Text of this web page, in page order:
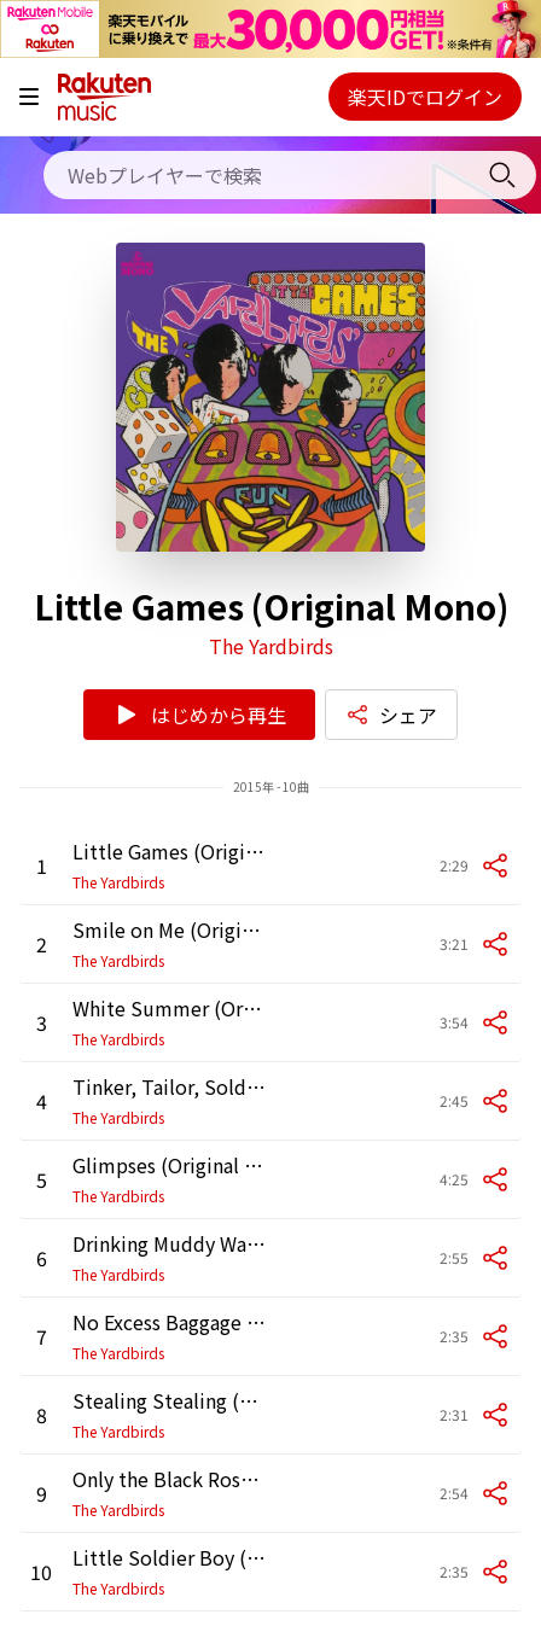
キャンペーン
料金プラン
使い方
初回30日間無料お試し
Webプレイヤー
ご契約内容の確認・変更
楽天IDでログイン
Little Games (Original Mono)
The Yardbirds
はじめから再生 シェア
2015年 - 10曲
1 Little Games (Original Mono)
The Yardbirds
2:29
2 Smile on Me (Original Mono)
The Yardbirds
3:21
3 White Summer (Original Mono)
The Yardbirds
3:54
4 Tinker, Tailor, Soldier, Sailor (Original Mono)
The Yardbirds
2:45
5 Glimpses (Original Mono)
The Yardbirds
4:25
6 Drinking Muddy Water (Original Mono)
The Yardbirds
2:55
7 No Excess Baggage (Original Mono)
The Yardbirds
2:35
8 Stealing Stealing (Original Mono)
The Yardbirds
2:31
9 Only the Black Rose (Original Mono)
The Yardbirds
2:54
10 Little Soldier Boy (Original Mono)
The Yardbirds
2:35